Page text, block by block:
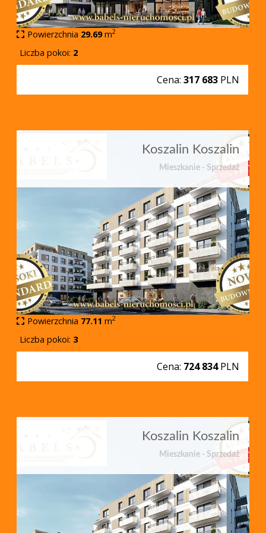
Powierzchnia 29.69m2
Liczba pokoi: 2
Cena:317 683 PLN
Koszalin Koszalin
Mieszkanie - Sprzedaż
Powierzchnia 77.11 m2
Liczba pokoi: 3
Cena: 724 834PLN
Koszalin Koszalin
Mieszkanie - Sprzedaż